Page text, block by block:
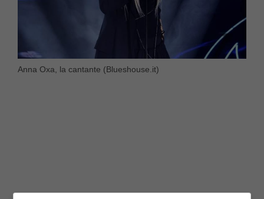
Anna Oxa, la cantante (Blueshouse.it)